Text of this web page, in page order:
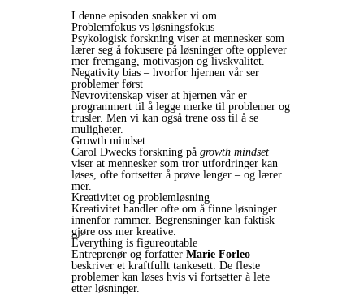
I denne episoden snakker vi om
Problemfokus vs løsningsfokus
Psykologisk forskning viser at mennesker som
lærer seg å fokusere på løsninger ofte opplever
mer fremgang, motivasjon og livskvalitet.
Negativity bias – hvorfor hjernen vår ser
problemer først
Nevrovitenskap viser at hjernen vår er
programmert til å legge merke til problemer og
trusler. Men vi kan også trene oss til å se
muligheter.
Growth mindset
Carol Dwecks forskning på growth mindset
viser at mennesker som tror utfordringer kan
løses, ofte fortsetter å prøve lenger – og lærer
mer.
Kreativitet og problemløsning
Kreativitet handler ofte om å finne løsninger
innenfor rammer. Begrensninger kan faktisk
gjøre oss mer kreative.
Everything is figureoutable
Entreprenør og forfatter Marie Forleo
beskriver et kraftfullt tankesett: De fleste
problemer kan løses hvis vi fortsetter å lete
etter løsninger.